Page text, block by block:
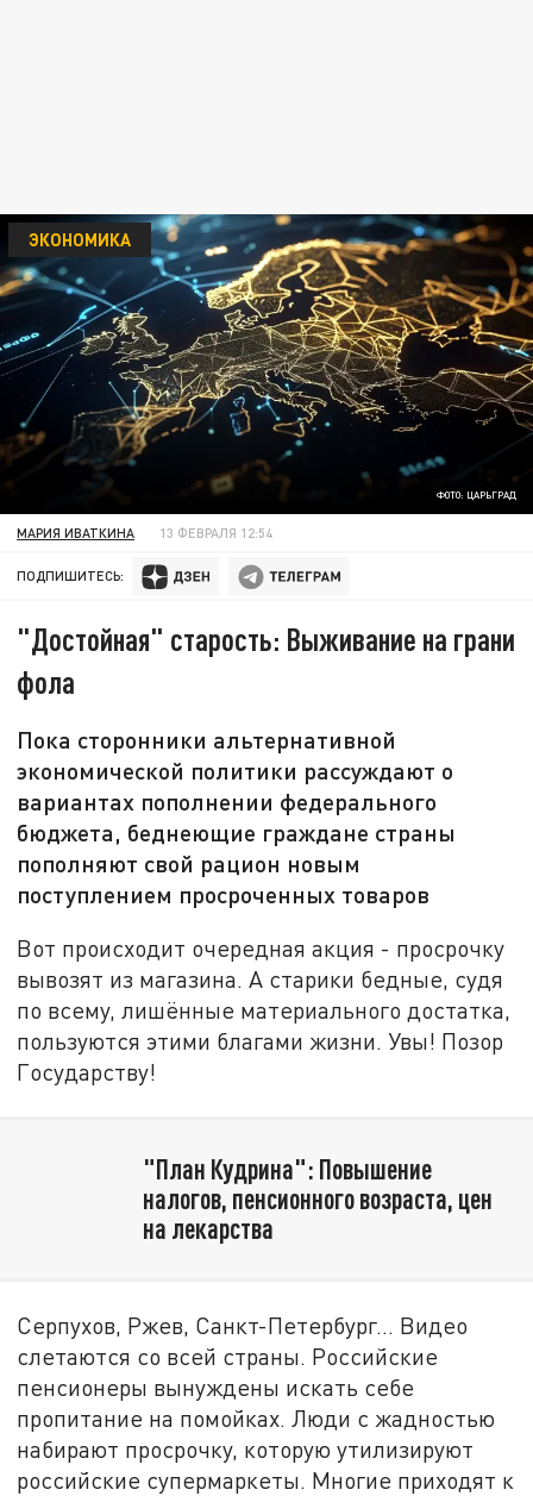
ФОТО: ЦАРЬГРАД
ЭКОНОМИКА
МАРИЯ ИВАТКИНА 13 ФЕВРАЛЯ 12:54
ПОДПИШИТЕСЬ:
"Достойная" старость: Выживание на грани
фола
Пока сторонники альтернативной
экономической политики рассуждают о
вариантах пополнении федерального
бюджета, беднеющие граждане страны
пополняют свой рацион новым
поступлением просроченных товаров
Вот происходит очередная акция - просрочку
вывозят из магазина. А старики бедные, судя
по всему, лишённые материального достатка,
пользуются этими благами жизни. Увы! Позор
Государству!
"План Кудрина": Повышение
налогов, пенсионного возраста, цен
на лекарства
Серпухов, Ржев, Санкт-Петербург… Видео
слетаются со всей страны. Российские
пенсионеры вынуждены искать себе
пропитание на помойках. Люди с жадностью
набирают просрочку, которую утилизируют
российские супермаркеты. Многие приходят к